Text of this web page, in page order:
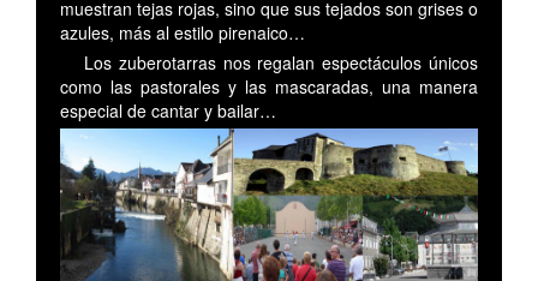
muestran tejas rojas, sino que sus tejados son grises o
azules, más al estilo pirenaico…
Los zuberotarras nos regalan espectáculos únicos
como las pastorales y las mascaradas, una manera
especial de cantar y bailar…